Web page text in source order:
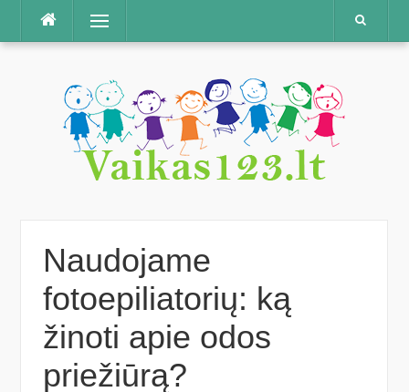
Praleisti
Meniu
Naudojame
fotoepiliatorių: ką
žinoti apie odos
priežiūrą?